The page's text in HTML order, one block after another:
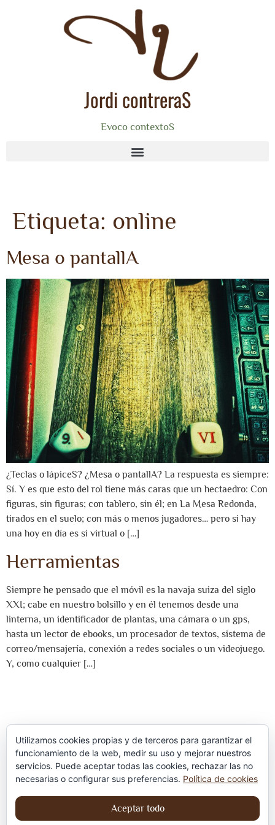
Jordi contreraS
Evoco contextoS
Etiqueta: online
Mesa o pantallA
¿Teclas o lápiceS? ¿Mesa o pantallA? La respuesta es siempre:
Sí. Y es que esto del rol tiene más caras que un hectaedro: Con
figuras, sin figuras; con tablero, sin él; en La Mesa Redonda,
tirados en el suelo; con más o menos jugadores… pero si hay
una hoy en día es si virtual o […]
Herramientas
Siempre he pensado que el móvil es la navaja suiza del siglo
XXI; cabe en nuestro bolsillo y en él tenemos desde una
linterna, un identificador de plantas, una cámara o un gps,
hasta un lector de ebooks, un procesador de textos, sistema de
correo/mensajería, conexión a redes sociales o un videojuego.
Y, como cualquier […]
Política de privacidad
Aviso Legal
Política de cookies
Utilizamos cookies propias y de terceros para garantizar el
funcionamiento de la web, medir su uso y mejorar nuestros
servicios. Puede aceptar todas las cookies, rechazar las no
necesarias o configurar sus preferencias. Política de cookies
Aceptar todo